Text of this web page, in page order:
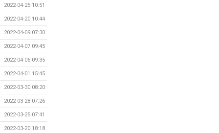
2022-04-25 10:51
2022-04-20 10:44
2022-04-09 07:30
2022-04-07 09:45
2022-04-06 09:35
2022-04-01 15:45
2022-03-30 08:20
2022-03-28 07:26
2022-03-25 07:41
2022-03-20 18:18